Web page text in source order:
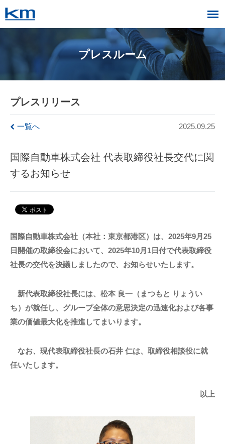
プレスルーム
プレスリリース
一覧へ 2025.09.25
国際自動車株式会社 代表取締役社長交代に関
するお知らせ
国際自動車株式会社（本社：東京都港区）は、 2025年9月 25
日開催の取締役会において、 2025年10月 1 日付で代表取締役
社長の交代を決議しましたので、お知らせいたします。
新代表取締役社長には、松本 良一（まつもと りょうい
ち）が就任し、グループ全体の意思決定の迅速化および各事
業の価値最大化を推進してまいります。
なお、現代表取締役社長の石井 仁は、取締役相談役に就
任いたします。
以上